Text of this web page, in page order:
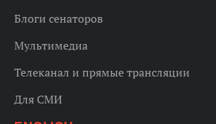
Блоги сенаторов
Мультимедиа
Телеканал и прямые трансляции
Для СМИ